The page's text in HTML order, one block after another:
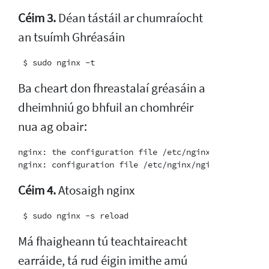
Céim 3.Déan tástáil ar chumraíocht
an tsuímh Ghréasáin
Ba cheart don fhreastalaí gréasáin a
dheimhniú go bhfuil an chomhréir
nua ag obair:
nginx: the configuration file /etc/nginx/nginx.conf
Céim 4.Atosaigh nginx
Má fhaigheann tú teachtaireacht
earráide, tá rud éigin imithe amú